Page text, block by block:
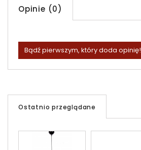
Opinie (0)
Bądź pierwszym, który doda opinię!
Ostatnio przeglądane